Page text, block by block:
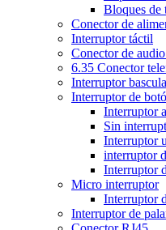
Bloques de
Conector de
Interruptor táctil
Conector de
6.35 Conector
Interruptor
Interruptor de
Interruptor
Sin
Interruptor
interruptor
Interruptor
Micro interruptor
Interruptor
Interruptor de